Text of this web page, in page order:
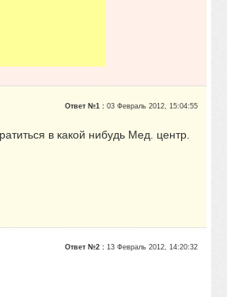
Ответ №1 :03 Февраль 2012, 15:04:55
в какой нибудь Мед. центр.
Ответ №2 :13 Февраль 2012, 14:20:32